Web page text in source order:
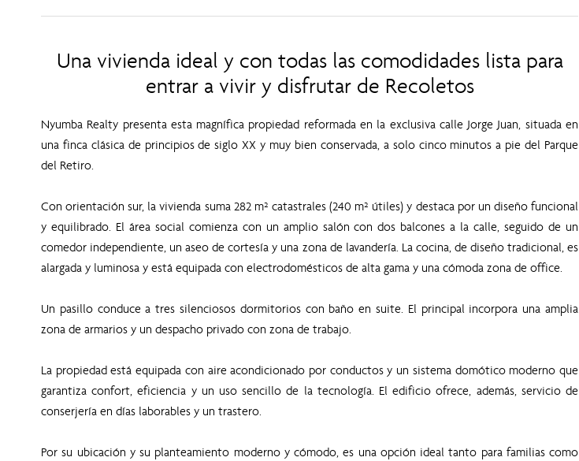
Una vivienda ideal y con todas las comodidades lista para
entrar a vivir y disfrutar de Recoletos
Nyumba Realty presenta esta magnífica propiedad reformada en la exclusiva calle Jorge Juan, situada en
una finca clásica de principios de siglo XX y muy bien conservada, a solo cinco minutos a pie del Parque
del Retiro.
Con orientación sur, la vivienda suma 282 m² catastrales (240 m² útiles) y destaca por un diseño funcional
y equilibrado. El área social comienza con un amplio salón con dos balcones a la calle, seguido de un
comedor independiente, un aseo de cortesía y una zona de lavandería. La cocina, de diseño tradicional, es
alargada y luminosa y está equipada con electrodomésticos de alta gama y una cómoda zona de office.
Un pasillo conduce a tres silenciosos dormitorios con baño en suite. El principal incorpora una amplia
zona de armarios y un despacho privado con zona de trabajo.
La propiedad está equipada con aire acondicionado por conductos y un sistema domótico moderno que
garantiza confort, eficiencia y un uso sencillo de la tecnología. El edificio ofrece, además, servicio de
conserjería en días laborables y un trastero.
Por su ubicación y su planteamiento moderno y cómodo, es una opción ideal tanto para familias como